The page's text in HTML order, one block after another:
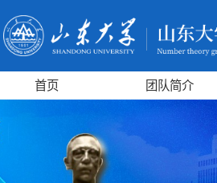
首页 团队简介